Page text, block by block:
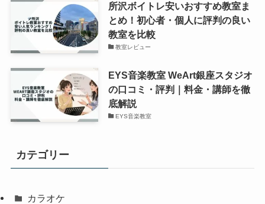
所沢ボイトレ安いおすすめ教室ま
とめ！初心者・個人に評判の良い
教室を比較
教室レビュー
EYS音楽教室 WeArt銀座スタジオ
の口コミ・評判｜料金・講師を徹
底解説
EYS音楽教室
カテゴリー
カラオケ